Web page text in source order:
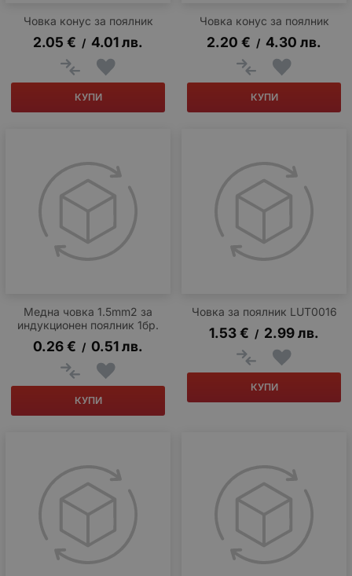
Човка конус за поялник
2.05 € / 4.01лв.
КУПИ
Човка конус за поялник
2.20 € / 4.30 лв.
КУПИ
Медна човка 1.5mm2 за
индукционен поялник 1бр.
0.26€ / 0.51лв.
КУПИ
Човка за поялник LUT0016
1.53€ / 2.99лв.
КУПИ